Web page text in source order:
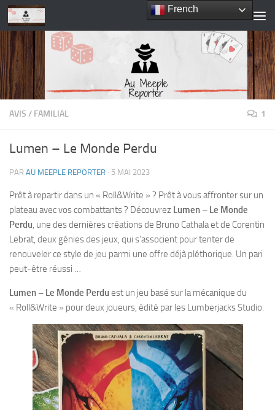
Skip to content
AVIS / FAMILIAL 1
Lumen – Le Monde Perdu
PAR AU MEEPLE REPORTER · 5 MAI 2023
Prêt à repartir dans un « Roll&Write » ? Prêt à vous affronter sur un
plateau avec vos combattants ? Découvrez Lumen – Le Monde
Perdu, une des dernières créations de Bruno Cathala et de Corentin
Lebrat, deux génies des jeux, qui s’associent pour tenter de
renouveler ce style de jeu parmi une offre déjà pléthorique. Un pari
peut-être réussi …
Lumen – Le Monde Perduest un jeu basé sur la mécanique du
« Roll&Write » pour deux joueurs, édité par les Lumberjacks Studio.
French